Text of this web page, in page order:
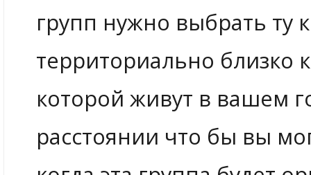
групп нужно выбрать ту
территориально близко
которой живут в вашем
расстоянии что бы вы